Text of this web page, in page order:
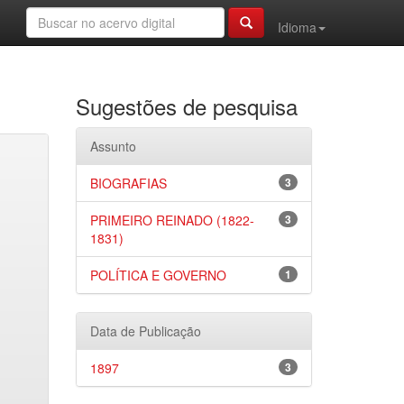
Idioma
Sugestões de pesquisa
Assunto
3
BIOGRAFIAS
3
PRIMEIRO REINADO (1822-
1831)
1
POLÍTICA E GOVERNO
Data de Publicação
3
1897